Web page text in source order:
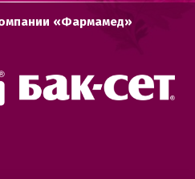
«Фармамед»